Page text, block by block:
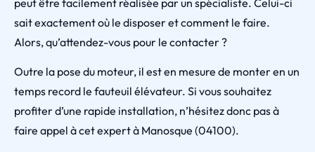
peut être facilement réalisée par un spécialiste. Celui-ci
sait exactement où le disposer et comment le faire.
Alors, qu’attendez-vous pour le contacter ?
Outre la pose du moteur, il est en mesure de monter en un
temps record le fauteuil élévateur. Si vous souhaitez
profiter d’une rapide installation, n’hésitez donc pas à
faire appel à cet expert à Manosque (04100).